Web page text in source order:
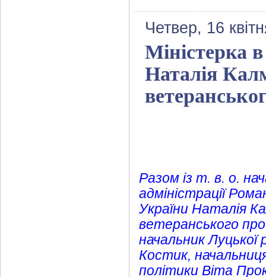
Четвер, 16
Міністерка
Наталія
Разом із т. в. о.
адміністрації
України Наталія
ветеранського
начальник Луцької
Костик,
політики Віта